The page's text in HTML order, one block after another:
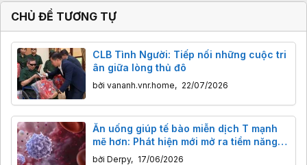
CHỦ ĐỀ TƯƠNG TỰ
CLB Tình Người: Tiếp nối những cuộc tri
ân giữa lòng thủ đô
bởi vananh.vnr.home, 22/07/2026
Ăn uống giúp tế bào miễn dịch T mạnh
mẽ hơn: Phát hiện mới mở ra tiềm năng
cho vắc xin và điều trị ung thư
bởi Derpy, 17/06/2026